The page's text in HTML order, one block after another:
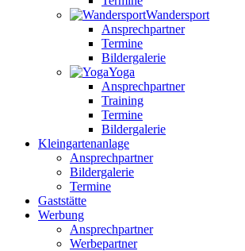
Wandersport
Ansprechpartner
Termine
Bildergalerie
Yoga
Ansprechpartner
Training
Termine
Bildergalerie
Kleingartenanlage
Ansprechpartner
Bildergalerie
Termine
Gaststätte
Werbung
Ansprechpartner
Werbepartner